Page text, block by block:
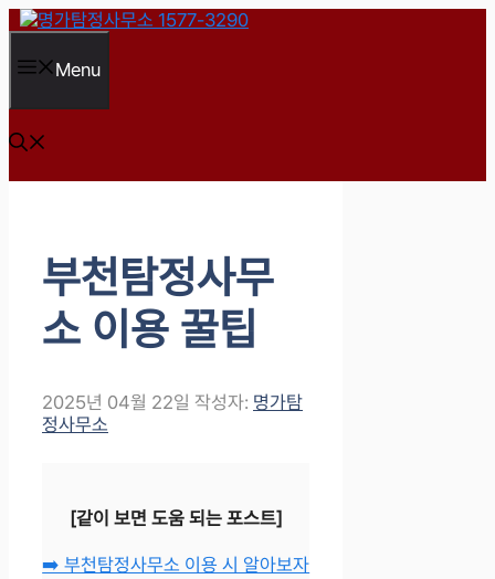
컨
츠
건
너
뛰
Menu
부천탐정사무
소 이용 꿀팁
2025년 04월 22일 작성자: 명가탐
정사무소
[같이 보면 도움 되는 포스트]
➡️ 부천탐정사무소 이용 시 알아보자